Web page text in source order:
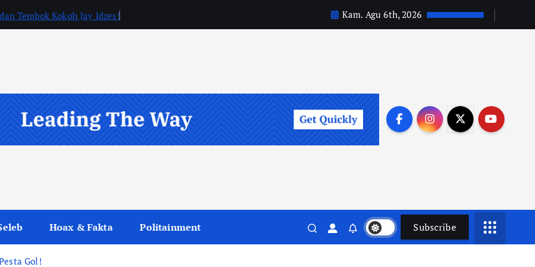
Tembok Kokoh Jay Idzes! Kam. Agu 6th, 2026
Hoax & Fakta Politainment Subscribe
Gol!